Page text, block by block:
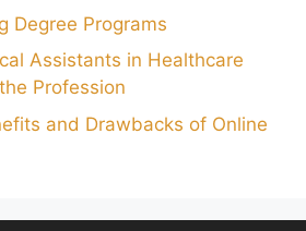
Degree Programs
Assistants in Healthcare
Profession
and Drawbacks of Online